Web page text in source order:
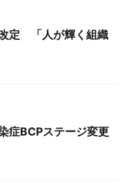
改定 「人が輝く組織
症BCPステージ変更